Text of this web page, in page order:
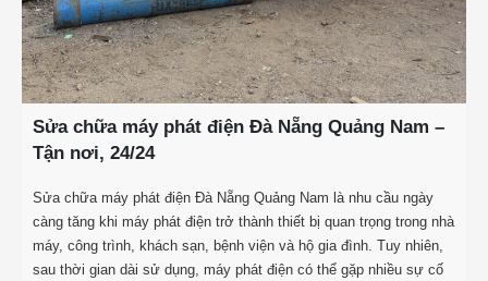
Sửa chữa máy phát điện Đà Nẵng Quảng Nam –
Tận nơi, 24/24
Sửa chữa máy phát điện Đà Nẵng Quảng Nam là nhu cầu ngày
càng tăng khi máy phát điện trở thành thiết bị quan trọng trong nhà
máy, công trình, khách sạn, bệnh viện và hộ gia đình. Tuy nhiên,
sau thời gian dài sử dụng, máy phát điện có thể gặp nhiều sự cố